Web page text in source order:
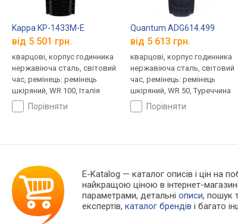
Kappa KP-1433M-E
від 5 501 грн.
кварцові, корпус годинника
нержавіюча сталь, світовий
час, ремінець: ремінець
шкіряний, WR 100, Італія
порівняти
Quantum ADG614.499
від 5 613 грн.
кварцові, корпус годинника
нержавіюча сталь, світовий
час, ремінець: ремінець
шкіряний, WR 50, Туреччина
порівняти
E-Katalog — каталог описів і цін на
найкращою ціною в інтернет-
параметрами, детальніописи, пошук
експертів,каталог брендів і багато